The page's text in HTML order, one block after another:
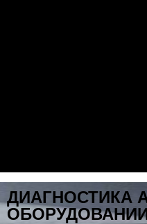
ДИАГНОСТИКА